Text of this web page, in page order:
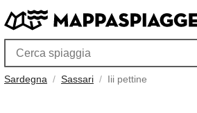
Sardegna Sassari Iii pettine